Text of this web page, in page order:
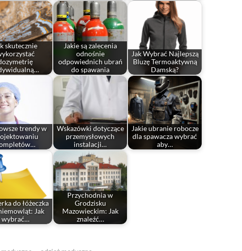
skutecznie
Jakie są zalecenia
odnośnie
odpowiednich ubrań
do spawania
Jak Wybrać Najlepszą
Bluzę Termoaktywną
Damską?
trendy w
Wskazówki dotyczące
przemysłowych
instalacji…
Jakie ubranie robocze
dla spawacza wybrać
aby…
do łóżeczka
Jak
wybrać…
Przychodnia w
Grodzisku
Mazowieckim: Jak
znaleźć…